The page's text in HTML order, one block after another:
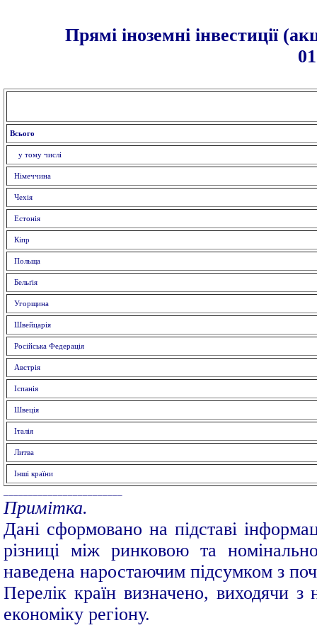
Прямі іноземні інвестиції
Всього
у тому числі
Німеччина
Чехія
Естонія
Кіпр
Польща
Бельґія
Угорщина
Швейцарія
Російська Федерація
Австрія
Іспанія
Швеція
Італія
Литва
Інші країни
Примітка.
Дані сформовано на підставі
різниці між ринковою та
наведена наростаючим підсумком з
Перелік країн визначено, виходячи з
економіку регіону.